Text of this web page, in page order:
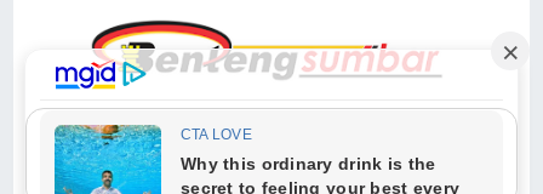
"Sesungguhnya Allah dan para malaikat-Nya berselawat untuk Nabi.
Wahai orang-orang yang beriman, berselawatlah kamu untuk Nabi dan
ucapkanlah salam dengan penuh penghormatan kepadanya." (Qs. Al
Ahzab Ayat 56)